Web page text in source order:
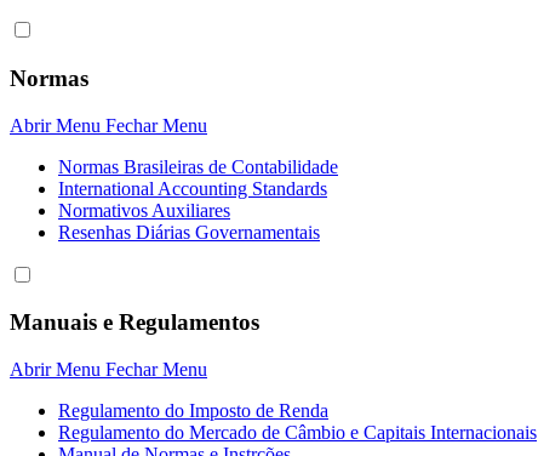
Normas
Abrir Menu Fechar Menu
Normas Brasileiras de Contabilidade
International Accounting Standards
Normativos Auxiliares
Resenhas Diárias Governamentais
Manuais e Regulamentos
Abrir Menu Fechar Menu
Regulamento do Imposto de Renda
Regulamento do Mercado de Câmbio e Capitais Internacionais